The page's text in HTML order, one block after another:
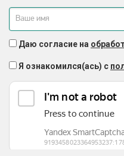
Даю согласие на
Я ознакомился(ась) с